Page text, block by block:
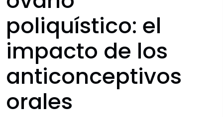
poliquístico: el
impacto de los
anticonceptivos
orales